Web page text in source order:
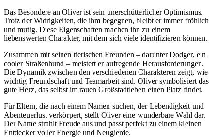
Das Besondere an Oliver ist sein unerschütterlicher Optimismus.
Trotz der Widrigkeiten, die ihm begegnen, bleibt er immer fröhlich
und mutig. Diese Eigenschaften machen ihn zu einem
liebenswerten Charakter, mit dem sich viele identifizieren können.
Zusammen mit seinen tierischen Freunden – darunter Dodger, ein
cooler Straßenhund – meistert er aufregende Herausforderungen.
Die Dynamik zwischen den verschiedenen Charakteren zeigt, wie
wichtig Freundschaft und Teamarbeit sind. Oliver symbolisiert das
gute Herz, das selbst im rauen Großstadtleben einen Platz findet.
Für Eltern, die nach einem Namen suchen, der Lebendigkeit und
Abenteuerlust verkörpert, stellt Oliver eine wunderbare Wahl dar.
Der Name strahlt Freude aus und passt perfekt zu einem kleinen
Entdecker voller Energie und Neugierde.